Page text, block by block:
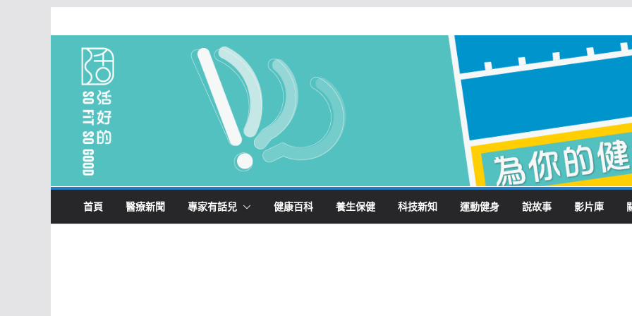
content
首頁 醫療新聞 專家有話兒 健康百科 養生保健 科技新知 運動健身 說故事 影片庫